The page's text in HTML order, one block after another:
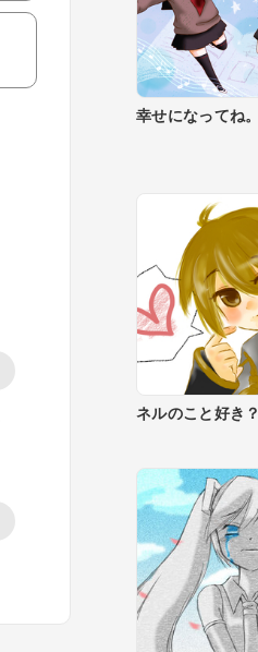
幸せになってね。
ネルのこと好き？